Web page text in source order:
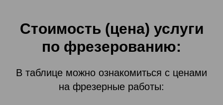
Стоимость (цена) услуги
по фрезерованию:
В таблице можно ознакомиться с ценами
на фрезерные работы: